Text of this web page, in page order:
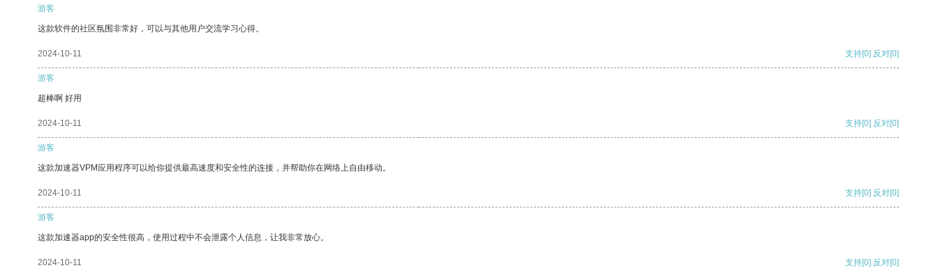
游客
这款软件的社区氛围非常好，可以与其他用户交流学习心得。
2024-10-11 支持[0] 反对[0]
游客
超棒啊 好用
2024-10-11 支持[0] 反对[0]
游客
这款加速器VPM应用程序可以给你提供最高速度和安全性的连接，并帮助你在网络上自由移动。
2024-10-11 支持[0] 反对[0]
游客
这款加速器app的安全性很高，使用过程中不会泄露个人信息，让我非常放心。
2024-10-11 支持[0] 反对[0]